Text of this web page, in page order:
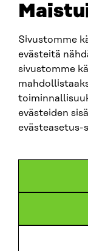
Sivustomme
evästeitä
sivustomme
evästeiden
evästeasetus-
SITRA PÅ SOCIALA
LinkedIn
Instagram
YouTube